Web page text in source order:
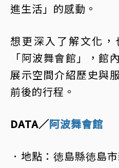
進生活」的感動。
想更深入了解文化
「阿波舞會館」，館
展示空間介紹歷史與
前後的行程。
DATA／阿波舞會館
．地點：徳島縣徳島